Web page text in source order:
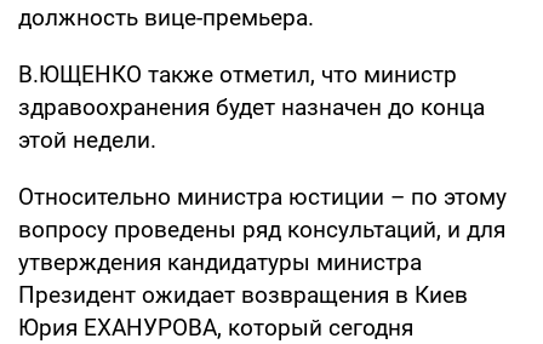
должность вице-премьера.
В.ЮЩЕНКО также отметил, что министр
здравоохранения будет назначен до конца
этой недели.
Относительно министра юстиции – по этому
вопросу проведены ряд консультаций, и для
утверждения кандидатуры министра
Президент ожидает возвращения в Киев
Юрия ЕХАНУРОВА, который сегодня